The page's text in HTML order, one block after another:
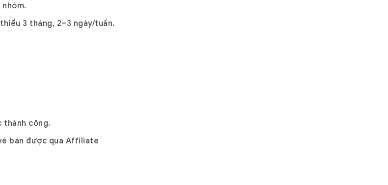
3 tháng, 2–3 ngày/tuần.
công.
bán được qua Affiliate